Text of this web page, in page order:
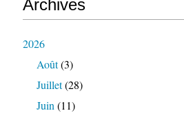
Archives
2026
Août(3)
Juillet(28)
Juin (11)